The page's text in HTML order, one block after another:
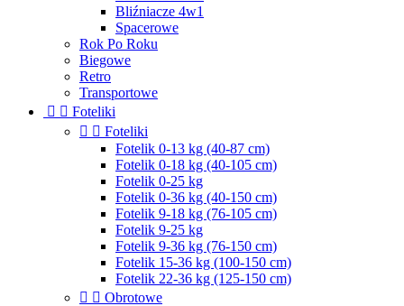
Bliźniacze 4w1
Spacerowe
Rok Po Roku
Biegowe
Retro
Transportowe
  Foteliki
  Foteliki
Fotelik 0-13 kg (40-87 cm)
Fotelik 0-18 kg (40-105 cm)
Fotelik 0-25 kg
Fotelik 0-36 kg (40-150 cm)
Fotelik 9-18 kg (76-105 cm)
Fotelik 9-25 kg
Fotelik 9-36 kg (76-150 cm)
Fotelik 15-36 kg (100-150 cm)
Fotelik 22-36 kg (125-150 cm)
  Obrotowe